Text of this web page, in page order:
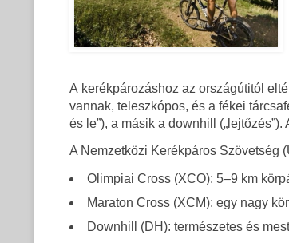
A kerékpározáshoz az országútitól
vannak, teleszkópos, és a fékei
és le”), a másik a downhill
A Nemzetközi Kerékpáros Szövetség
Olimpiai Cross (XCO): 5–9 km
Maraton Cross (XCM): egy nagy
Downhill (DH): természetes és